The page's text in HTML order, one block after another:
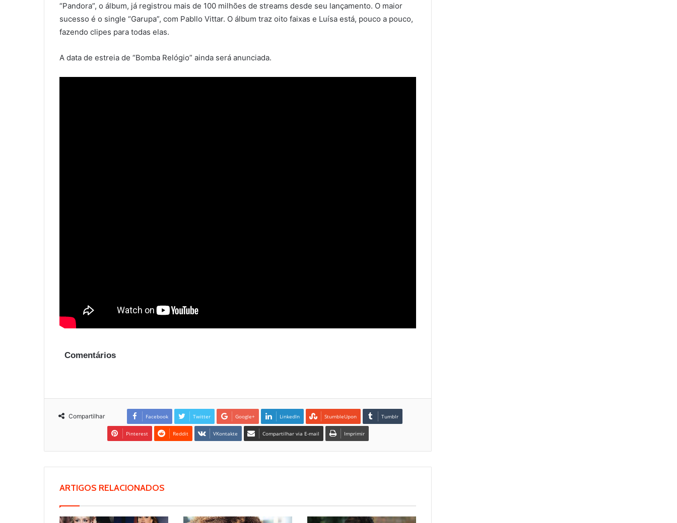
“Pandora”, o álbum, já registrou mais de 100 milhões de streams desde seu lançamento. O maior
sucesso é o single “Garupa”, com Pabllo Vittar. O álbum traz oito faixas e Luísa está, pouco a pouco,
fazendo clipes para todas elas.
A data de estreia de “Bomba Relógio” ainda será anunciada.
Comentários
Compartilhar Facebook Twitter Google+ LinkedIn StumbleUpon Tumblr
Pinterest Reddit VKontakte Compartilhar via E-mail Imprimir
ARTIGOS RELACIONADOS